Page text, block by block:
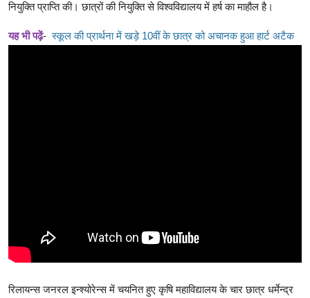
नियुक्ति प्राप्ति की। छात्रों की नियुक्ति से विश्वविद्यालय में हर्ष का माहौल है।
यह भी पढ़ें- स्कूल की प्रार्थना में खड़े 10वीं के छात्र को अचानक हुआ हार्ट अटैक
रिलायन्स जनरल इन्श्योरेन्स में चयनित हुए कृषि महाविद्यालय के चार छात्र धर्मेन्द्र